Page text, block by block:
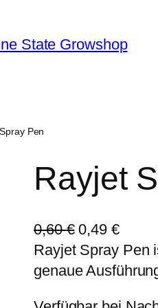
State Growshop
Pen
Rayjet
0,60€ U
r
s
0,49 €A
k
t
Rayjet Spray Pen
genaue